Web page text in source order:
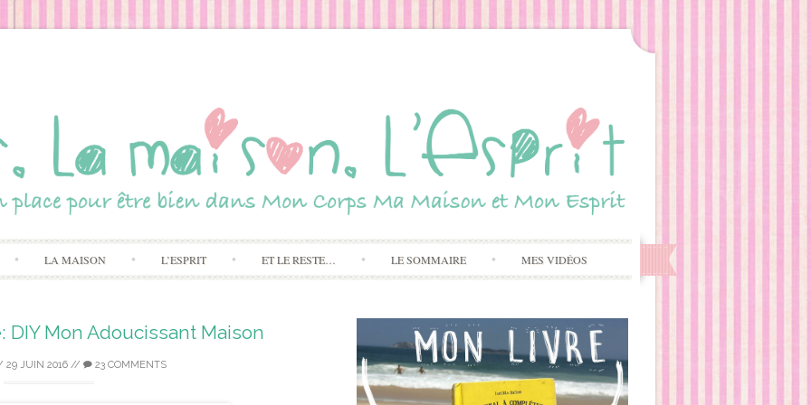
LA MAISON L’ESPRIT ET LE RESTE… LE SOMMAIRE MES VIDÉOS
Mon Adoucissant Maison
29 JUIN 2016// 23 COMMENTS